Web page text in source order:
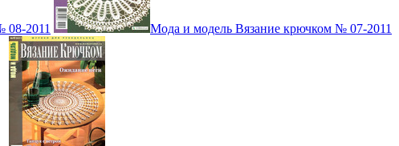
08-2011 Мода и модель Вязание крючком № 07-2011